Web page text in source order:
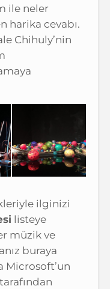
ile neler
harika cevabı.
Chihuly’nin
ilginizi
listeye
müzik ve
buraya
Microsoft’un